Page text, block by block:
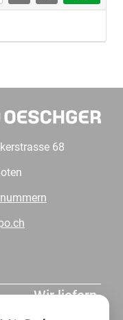
68
Wir liefern.